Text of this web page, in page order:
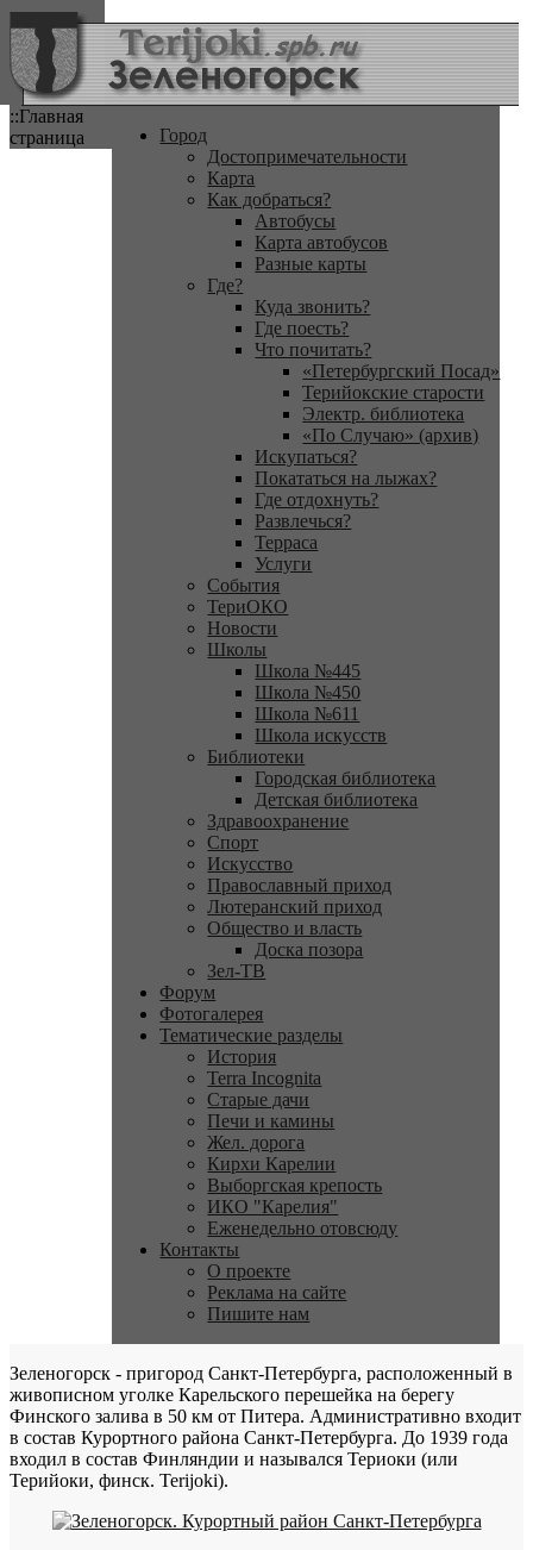
::Главная
страница
Город
Достопримечательности
Карта
Как добраться?
Автобусы
Карта автобусов
Разные карты
Где?
Куда звонить?
Где поесть?
Что почитать?
«Петербургский Посад»
Терийокские старости
Электр. библиотека
«По Случаю» (архив)
Искупаться?
Покататься на лыжах?
Где отдохнуть?
Развлечься?
Терраса
Услуги
События
ТериОКО
Новости
Школы
Школа №445
Школа №450
Школа №611
Школа искусств
Библиотеки
Городская библиотека
Детская библиотека
Здравоохранение
Спорт
Искусство
Православный приход
Лютеранский приход
Общество и власть
Доска позора
Зел-ТВ
Форум
Фотогалерея
Тематические разделы
История
Terra Incognita
Старые дачи
Печи и камины
Жел. дорога
Кирхи Карелии
Выборгская крепость
ИКО "Карелия"
Еженедельно отовсюду
Контакты
О проекте
Реклама на сайте
Пишите нам
Зеленогорск - пригород Санкт-Петербурга, расположенный в
живописном уголке Карельского перешейка на берегу
Финского залива в 50 км от Питера. Административно входит
в состав Курортного района Санкт-Петербурга. До 1939 года
входил в состав Финляндии и назывался Териоки (или
Терийоки, финск. Terijoki).